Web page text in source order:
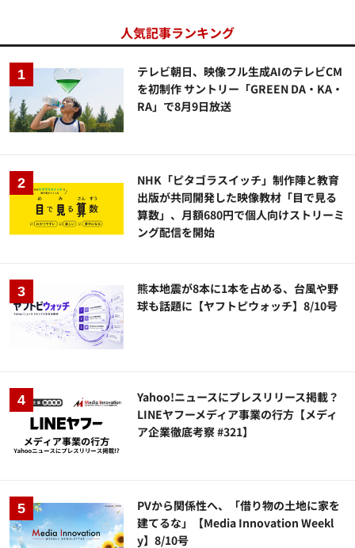
人気記事ランキング
テレビ朝日、映像フル生成AIのテレビCM
を初制作 サントリー「GREEN DA・KA・
RA」で8月9日放送
NHK「ピタゴラスイッチ」制作陣と教育
出版が共同開発した映像教材「目で見る
算数」、月額680円で個人向けストリーミ
ング配信を開始
熊本地震が8本に1本を占める、台風や野
球も話題に【ヤフトピウォッチ】8/10号
Yahoo!ニュースにプレスリリース掲載？
LINEヤフーメディア事業の行方【メディ
ア企業徹底考察 #321】
PVから関係性へ、「借り物の土地に家を
建てるな」【Media Innovation Weekl
y】8/10号